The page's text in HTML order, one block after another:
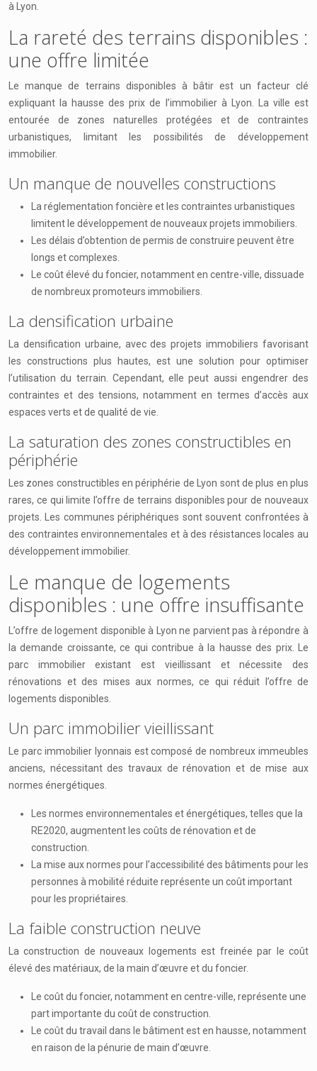
à Lyon.
La rareté des terrains disponibles :
une offre limitée
Le manque de terrains disponibles à bâtir est un facteur clé
expliquant la hausse des prix de l’immobilier à Lyon. La ville est
entourée de zones naturelles protégées et de contraintes
urbanistiques, limitant les possibilités de développement
immobilier.
Un manque de nouvelles constructions
La réglementation foncière et les contraintes urbanistiques
limitent le développement de nouveaux projets immobiliers.
Les délais d’obtention de permis de construire peuvent être
longs et complexes.
Le coût élevé du foncier, notamment en centre-ville, dissuade
de nombreux promoteurs immobiliers.
La densification urbaine
La densification urbaine, avec des projets immobiliers favorisant
les constructions plus hautes, est une solution pour optimiser
l’utilisation du terrain. Cependant, elle peut aussi engendrer des
contraintes et des tensions, notamment en termes d’accès aux
espaces verts et de qualité de vie.
La saturation des zones constructibles en
périphérie
Les zones constructibles en périphérie de Lyon sont de plus en plus
rares, ce qui limite l’offre de terrains disponibles pour de nouveaux
projets. Les communes périphériques sont souvent confrontées à
des contraintes environnementales et à des résistances locales au
développement immobilier.
Le manque de logements
disponibles : une offre insuffisante
L’offre de logement disponible à Lyon ne parvient pas à répondre à
la demande croissante, ce qui contribue à la hausse des prix. Le
parc immobilier existant est vieillissant et nécessite des
rénovations et des mises aux normes, ce qui réduit l’offre de
logements disponibles.
Un parc immobilier vieillissant
Le parc immobilier lyonnais est composé de nombreux immeubles
anciens, nécessitant des travaux de rénovation et de mise aux
normes énergétiques.
Les normes environnementales et énergétiques, telles que la
RE2020, augmentent les coûts de rénovation et de
construction.
La mise aux normes pour l’accessibilité des bâtiments pour les
personnes à mobilité réduite représente un coût important
pour les propriétaires.
La faible construction neuve
La construction de nouveaux logements est freinée par le coût
élevé des matériaux, de la main d’œuvre et du foncier.
Le coût du foncier, notamment en centre-ville, représente une
part importante du coût de construction.
Le coût du travail dans le bâtiment est en hausse, notamment
en raison de la pénurie de main d’œuvre.